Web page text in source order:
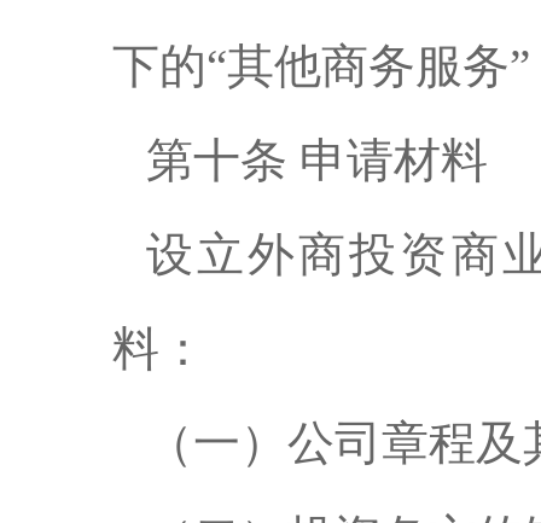
下的“其他商务服务
第十条 申请材料
设立外商投资商
料：
（一）公司章程